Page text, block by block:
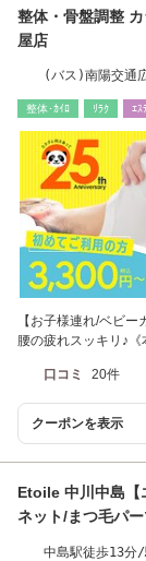
整体・骨盤調整
屋店
(バス)南陽交通
整体･ｶｲﾛ ﾘﾗｸ ｴｽ
【お子様連れ/ベビ
腰の疲れスッキリ♪《
口コミ 20件
クーポンを表示
Etoile 中川中島【
ネット/まつ毛パ
中島駅徒歩13分/